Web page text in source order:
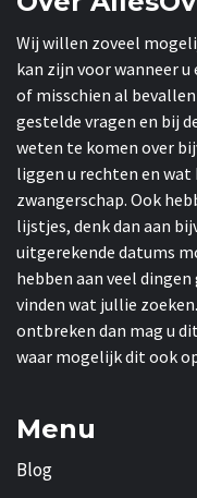
Wij willen zoveel
kan zijn voor wanneer
of misschien al
gestelde vragen en bij
weten te komen over
liggen u rechten en
zwangerschap. Ook
lijstjes, denk dan aan
uitgerekende datums
hebben aan veel
vinden wat jullie
ontbreken dan mag u
waar mogelijk dit ook
Menu
Blog